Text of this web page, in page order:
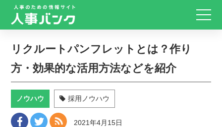
リクルートパンフレットとは？作り
方・効果的な活用方法などを紹介
ノウハウ 採用ノウハウ
2021年4月15日